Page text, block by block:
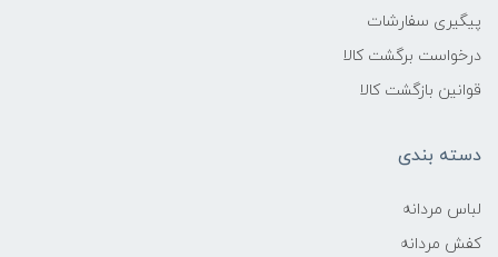
پیگیری سفارشات
درخواست برگشت کالا
قوانین بازگشت کالا
دسته بندی
لباس مردانه
کفش مردانه